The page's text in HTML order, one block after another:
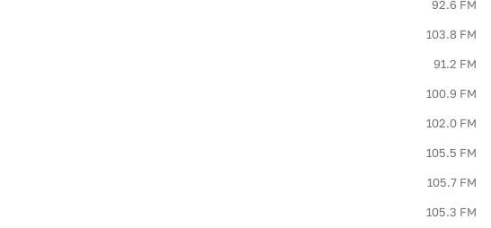
92.6 FM
103.8 FM
91.2 FM
100.9 FM
102.0 FM
105.5 FM
105.7 FM
105.3 FM